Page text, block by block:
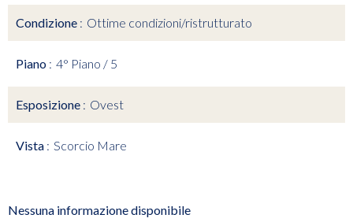
Condizione Ottime condizioni/ristrutturato
Piano 4° Piano / 5
Esposizione Ovest
Vista Scorcio Mare
Nessuna informazione disponibile